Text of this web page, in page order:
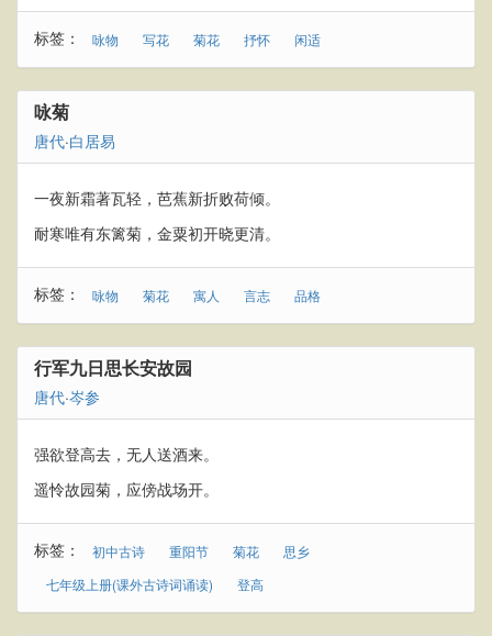
标签： 咏物 写花 菊花 抒怀 闲适
咏菊
唐代·白居易
一夜新霜著瓦轻，芭蕉新折败荷倾。
耐寒唯有东篱菊，金粟初开晓更清。
标签： 咏物 菊花 寓人 言志 品格
行军九日思长安故园
唐代·岑参
强欲登高去，无人送酒来。
遥怜故园菊，应傍战场开。
标签： 初中古诗 重阳节 菊花
思乡
七年级上册(课外古诗词诵读)
登高